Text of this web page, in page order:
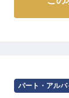
パート・アルバ
求人情報：ホ